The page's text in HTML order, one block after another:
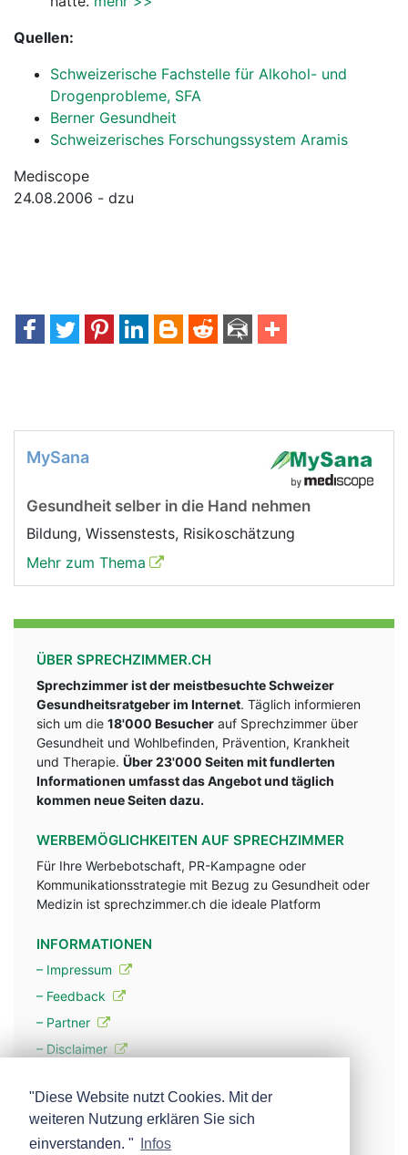
Quellen:
Schweizerische Fachstelle für Alkohol- und
Drogenprobleme, SFA
Berner Gesundheit
Schweizerisches Forschungssystem Aramis
Mediscope
24.08.2006 - dzu
MySana
Gesundheit selber in die Hand nehmen
Bildung, Wissenstests, Risikoschätzung
Mehr zum Thema
ÜBER SPRECHZIMMER.CH
Sprechzimmer ist der meistbesuchte Schweizer
Gesundheitsratgeber im Internet. Täglich informieren
sich um die 18'000 Besucher auf Sprechzimmer über
Gesundheit und Wohlbefinden, Prävention, Krankheit
und Therapie. Über 23'000 Seiten mit fundlerten
Informationen umfasst das Angebot und täglich
kommen neue Seiten dazu.
WERBEMÖGLICHKEITEN AUF SPRECHZIMMER
Für Ihre Werbebotschaft, PR-Kampagne oder
Kommunikationsstrategie mit Bezug zu Gesundheit oder
Medizin ist sprechzimmer.ch die ideale Platform
INFORMATIONEN
– Impressum
– Feedback
– Partner
– Disclaimer
– Werbung
– Mehr über unsere Experten
"Diese Website nutzt Cookies. Mit der
weiteren Nutzung erklären Sie sich
einverstanden. "
Infos